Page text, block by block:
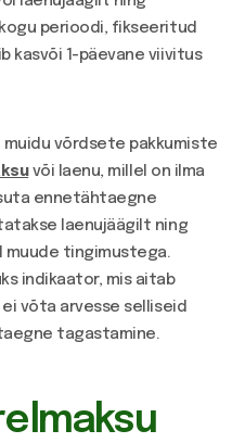
perioodi, fikseeritud
kasvõi 1-päevane viivitus
võrdsete pakkumiste
või laenu, millel on ilma
ennetähtaegne
laenujäägilt ning
tingimustega.
indikaator, mis aitab
võta arvesse selliseid
tagastamine.